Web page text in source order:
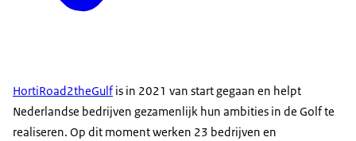
HortiRoad2theGulfis in 2021 van start gegaan en helpt
Nederlandse bedrijven gezamenlijk hun ambities in de Golf te
realiseren. Op dit moment werken 23 bedrijven en